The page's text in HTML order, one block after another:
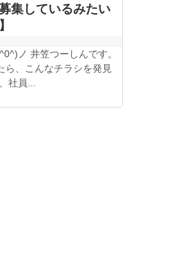
集しているみたい
ノ 井笠つーしんです。
ら、こんなチラシを発見
社員...